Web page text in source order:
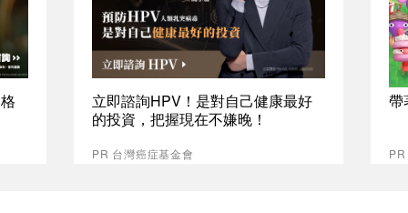
立即諮詢HPV！是對自己健康最好
的投資，把握現在不嫌晚！
PR 台灣癌症基金會
帶